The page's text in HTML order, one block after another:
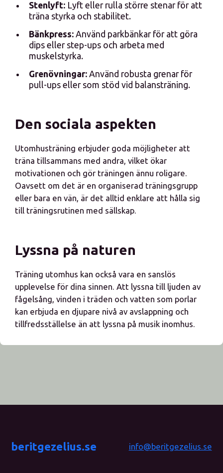
Stenlyft: Lyft eller rulla större stenar för att
träna styrka och stabilitet.
Bänkpress: Använd parkbänkar för att göra
dips eller step-ups och arbeta med
muskelstyrka.
Grenövningar: Använd robusta grenar för
pull-ups eller som stöd vid balansträning.
Den sociala aspekten
Utomhusträning erbjuder goda möjligheter att
träna tillsammans med andra, vilket ökar
motivationen och gör träningen ännu roligare.
Oavsett om det är en organiserad träningsgrupp
eller bara en vän, är det alltid enklare att hålla sig
till träningsrutinen med sällskap.
Lyssna på naturen
Träning utomhus kan också vara en sanslös
upplevelse för dina sinnen. Att lyssna till ljuden av
fågelsång, vinden i träden och vatten som porlar
kan erbjuda en djupare nivå av avslappning och
tillfredsställelse än att lyssna på musik inomhus.
beritgezelius.se info@beritgezelius.se